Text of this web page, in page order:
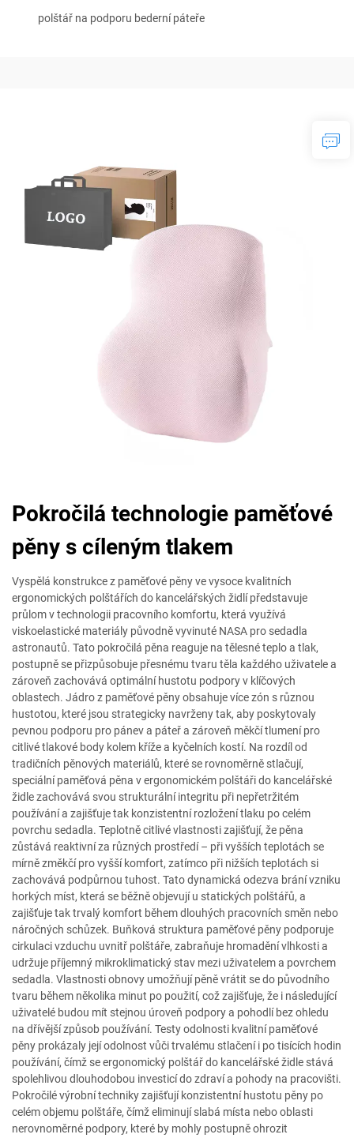
polštář na podporu bederní páteře
Pokročilá technologie paměťové
pěny s cíleným tlakem
Vyspělá konstrukce z paměťové pěny ve vysoce kvalitních
ergonomických polštářích do kancelářských židlí představuje
průlom v technologii pracovního komfortu, která využívá
viskoelastické materiály původně vyvinuté NASA pro sedadla
astronautů. Tato pokročilá pěna reaguje na tělesné teplo a tlak,
postupně se přizpůsobuje přesnému tvaru těla každého uživatele a
zároveň zachovává optimální hustotu podpory v klíčových
oblastech. Jádro z paměťové pěny obsahuje více zón s různou
hustotou, které jsou strategicky navrženy tak, aby poskytovaly
pevnou podporu pro pánev a páteř a zároveň měkčí tlumení pro
citlivé tlakové body kolem kříže a kyčelních kostí. Na rozdíl od
tradičních pěnových materiálů, které se rovnoměrně stlačují,
speciální paměťová pěna v ergonomickém polštáři do kancelářské
židle zachovává svou strukturální integritu při nepřetržitém
používání a zajišťuje tak konzistentní rozložení tlaku po celém
povrchu sedadla. Teplotně citlivé vlastnosti zajišťují, že pěna
zůstává reaktivní za různých prostředí – při vyšších teplotách se
mírně změkčí pro vyšší komfort, zatímco při nižších teplotách si
zachovává podpůrnou tuhost. Tato dynamická odezva brání vzniku
horkých míst, která se běžně objevují u statických polštářů, a
zajišťuje tak trvalý komfort během dlouhých pracovních směn nebo
náročných schůzek. Buňková struktura paměťové pěny podporuje
cirkulaci vzduchu uvnitř polštáře, zabraňuje hromadění vlhkosti a
udržuje příjemný mikroklimatický stav mezi uživatelem a povrchem
sedadla. Vlastnosti obnovy umožňují pěně vrátit se do původního
tvaru během několika minut po použití, což zajišťuje, že i následující
uživatelé budou mít stejnou úroveň podpory a pohodlí bez ohledu
na dřívější způsob používání. Testy odolnosti kvalitní paměťové
pěny prokázaly její odolnost vůči trvalému stlačení i po tisících hodin
používání, čímž se ergonomický polštář do kancelářské židle stává
spolehlivou dlouhodobou investicí do zdraví a pohody na pracovišti.
Pokročilé výrobní techniky zajišťují konzistentní hustotu pěny po
celém objemu polštáře, čímž eliminují slabá místa nebo oblasti
nerovnoměrné podpory, které by mohly postupně ohrozit